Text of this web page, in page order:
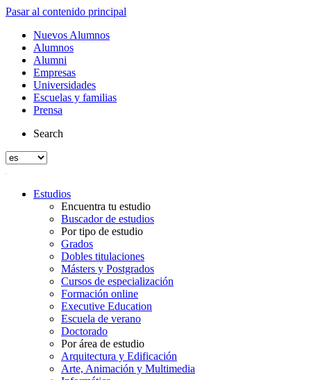
Pasar al contenido principal
Nuevos Alumnos
Alumnos
Alumni
Empresas
Universidades
Escuelas y familias
Prensa
Search
Estudios
Encuentra tu estudio
Buscador de estudios
Por tipo de estudio
Grados
Dobles titulaciones
Másters y Postgrados
Cursos de especialización
Formación online
Executive Education
Escuela de verano
Doctorado
Por área de estudio
Arquitectura y Edificación
Arte, Animación y Multimedia